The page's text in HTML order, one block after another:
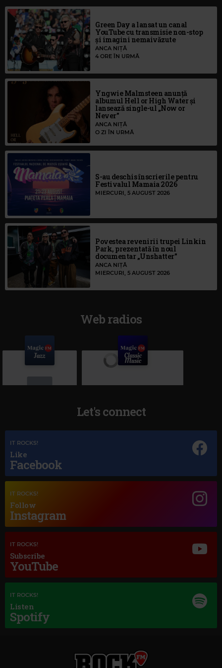
Green Day a lansat un canal
YouTube cu transmisie non-stop
și imagini nemaivăzute
ANCA NIȚĂ
4 ORE ÎN URMĂ
Yngwie Malmsteen anunță
albumul Hell or High Water și
lansează single-ul „Now or
Never”
ANCA NIȚĂ
O ZI ÎN URMĂ
S-au deschis înscrierile pentru
Festivalul Mamaia 2026
MIERCURI, 5 AUGUST 2026
Povestea revenirii trupei Linkin
Park, prezentată în noul
documentar „Unshatter”
ANCA NIȚĂ
MIERCURI, 5 AUGUST 2026
Web radios
Magic Jazz
Let's connect
IT ROCKS!
Like
Facebook
IT ROCKS!
Follow
Instagram
IT ROCKS!
Subscribe
YouTube
IT ROCKS!
Listen
Spotify